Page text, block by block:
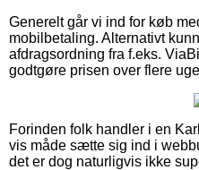
Generelt går vi ind for køb
mobilbetaling. Alternativt
afdragsordning fra f.eks.
godtgøre prisen over flere
Forinden folk handler i en
vis måde sætte sig ind i
det er dog naturligvis ikke